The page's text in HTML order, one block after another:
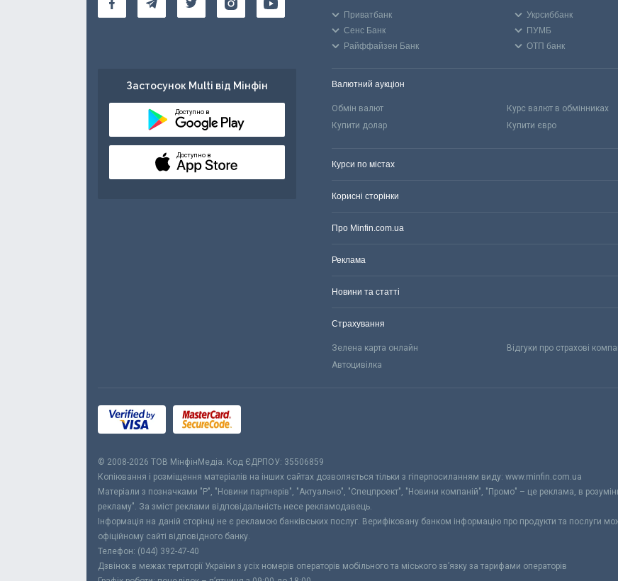
Застосунок Multi від Мінфін
Доступно в
Доступно в
Приватбанк Укрсиббанк
Сенс Банк
ПУМБ
Райффайзен Банк
ОТП банк
Валютний аукціон
Обмін валют Курс валют в обмінниках
Купити долар
Купити євро
Курси по містах
Корисні сторінки
Про Minfin.com.ua
Реклама
Новини та статті
Страхування
Зелена карта онлайн Відгуки про страхові
Автоцивілка
© 2008-2026 ТОВ МiнфiнМедiа. Код ЄДРПОУ: 35506859
Копіювання і розміщення матеріалів на інших сайтах дозволяється тільки з гіперпосиланням виду: www.minfin.com.ua
Матеріали з позначками "Р", "Новини партнерів", "Актуально", "Спецпроект", "Новини компаній", "Промо" – це реклама, в
рекламу". За зміст реклами відповідальність несе рекламодавець.
Інформація на даній сторінці не є рекламою банківських послуг. Верифіковану банком інформацію про продукти та послуги
офіційному сайті відповідного банку.
Телефон: (044) 392-47-40
Дзвінок в межах території України з усіх номерів операторів мобільного та міського зв’язку за тарифами операторів